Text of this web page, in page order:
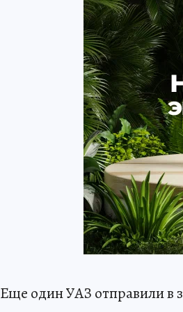
Еще один УАЗ отправили в